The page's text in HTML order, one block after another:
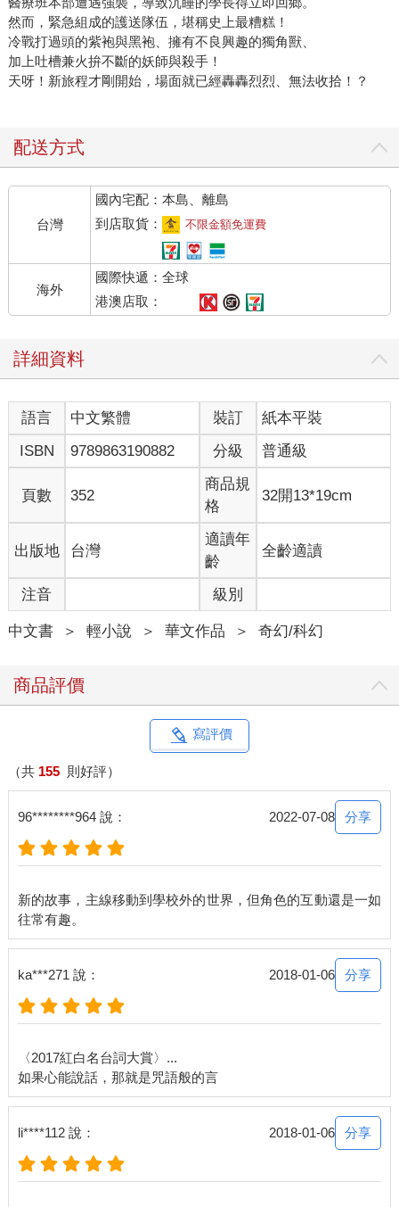
然而，緊急組成的護送隊伍，堪稱史上最糟糕！
冷戰打過頭的紫袍與黑袍、擁有不良興趣的獨角獸、
加上吐槽兼火拚不斷的妖師與殺手！
天呀！新旅程才剛開始，場面就已經轟轟烈烈、無法收拾！？
配送方式
台灣
國內宅配：本島、離島
到店取貨：
不限金額免運費
海外
國際快遞：全球
港澳店取：
詳細資料
語言 中文繁體 裝訂
紙本平裝
ISBN
9789863190882 分級 普通級
頁數 352
商品規
格
32開13*19cm
出版地 台灣
適讀年
齡
全齡適讀
注音 級別
中文書 ＞ 輕小說 ＞ 華文作品 ＞ 奇幻/科幻
商品評價
寫評價
（共 155 則好評）
96********964 說： 2022-07-08 分享
新的故事，主線移動到學校外的世界，但角色的互動還是一如
ka***271 說： 2018-01-06 分享
〈2017紅白名台詞大賞〉...
如果心能說話，那就是咒語般的言
li****112 說： 2018-01-06 分享